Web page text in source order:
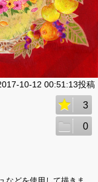
10-12 00:51:13投稿
3
0